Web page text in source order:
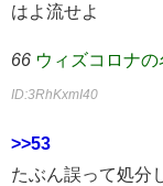
はよ流せよ
66 ウィズコロナの
ID:3RhKxmI40
>>53
たぶん誤って処分